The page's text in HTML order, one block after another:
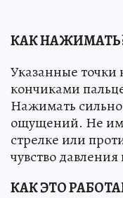
КАК
Указанные точки
кончиками
Нажимать
ощущений. Не
стрелке или
чувство давления
КАК ЭТО